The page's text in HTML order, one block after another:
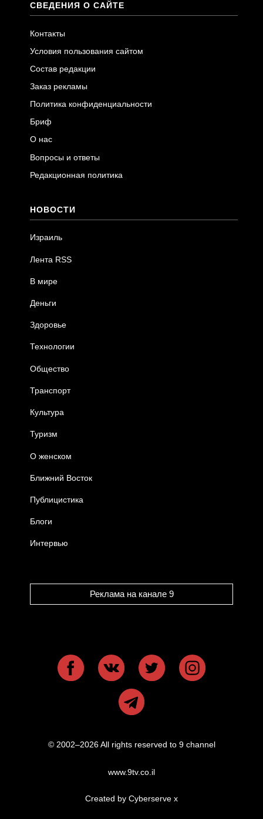
СВЕДЕНИЯ О САЙТЕ
Контакты
Условия пользования сайтом
Состав редакции
Заказ рекламы
Политика конфиденциальности
Бриф
О нас
Вопросы и ответы
Редакционная политика
НОВОСТИ
Израиль
Лента RSS
В мире
Деньги
Здоровье
Технологии
Общество
Транспорт
Культура
Туризм
О женском
Ближний Восток
Публицистика
Блоги
Интервью
Реклама на канале 9
© 2002–2026 All rights reserved to 9 channel
www.9tv.co.il
Created by Cyberserve x